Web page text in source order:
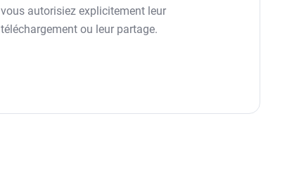
vous autorisiez explicitement leur
téléchargement ou leur partage.